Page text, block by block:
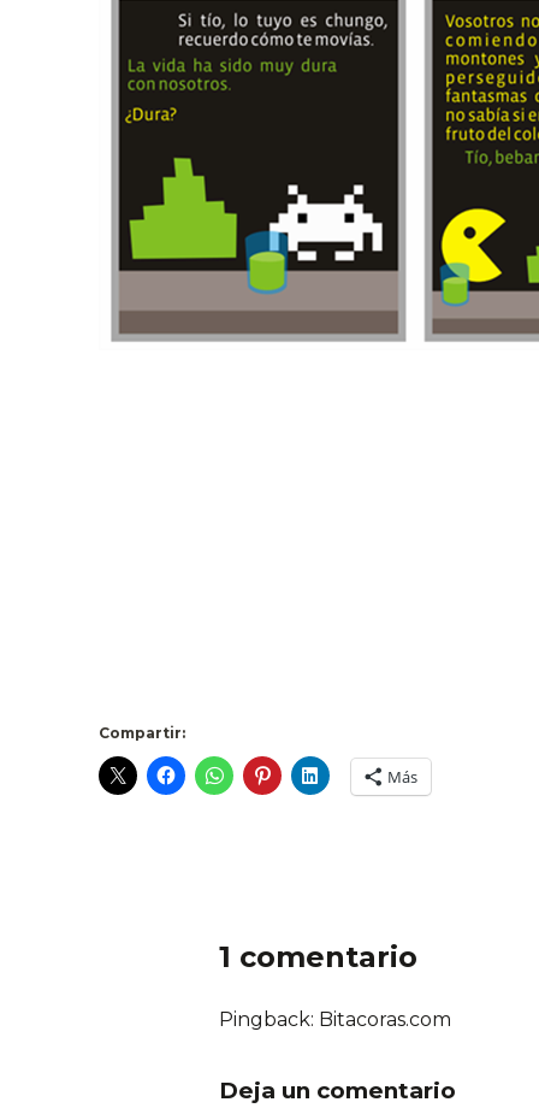
Compartir:
Más
1 comentario
Pingback: Bitacoras.com
Deja un comentario